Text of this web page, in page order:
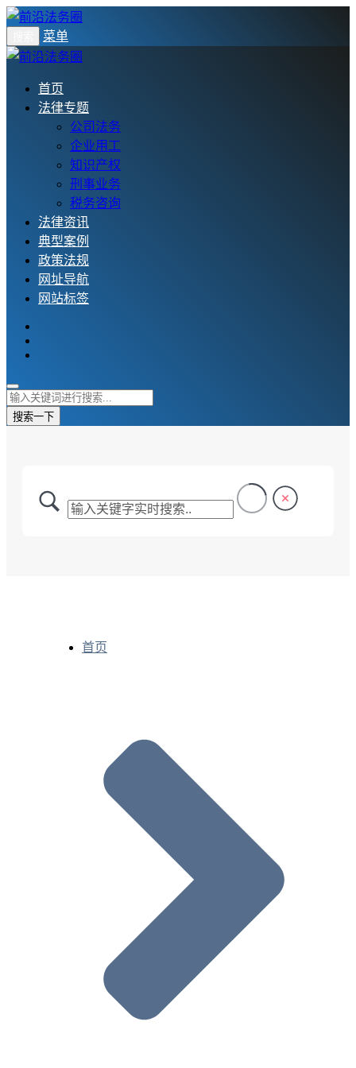
菜单
首页
法律专题
公司法务
企业用工
知识产权
刑事业务
税务咨询
法律资讯
典型案例
政策法规
网址导航
网站标签
搜索一下
首页